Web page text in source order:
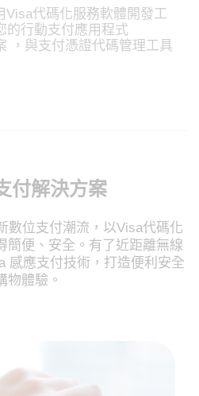
Visa代碼化服務軟體開發工
的行動支付應用程式
，與支付憑證代碼管理工具
付解決方案
數位支付潮流，以Visa代碼化
簡便、安全。有了近距離無線
感應支付技術，打造便利安全
物體驗。